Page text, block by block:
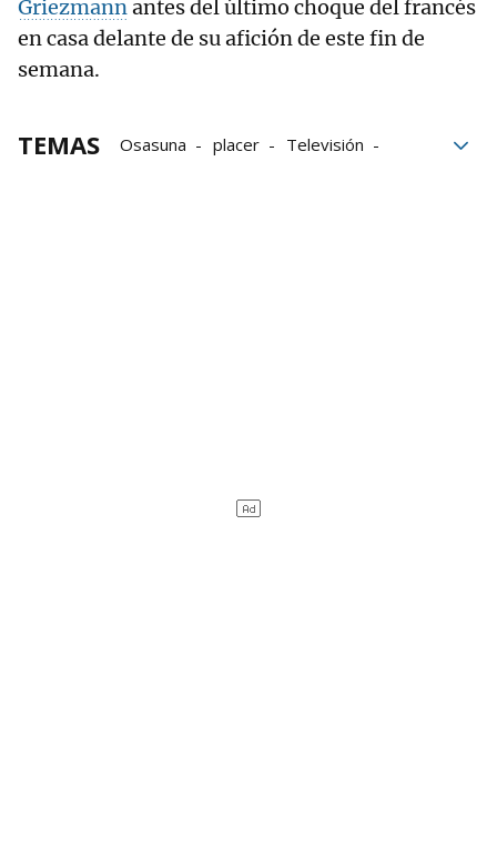
Griezmannantes del último choque del francés
en casa delante de su afición de este fin de
semana.
TEMAS Osasuna placer
Televisión